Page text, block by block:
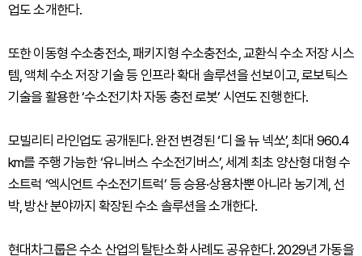
업도 소개한다.
또한 이동형 수소충전소, 패키지형 수소충전소, 교환식 수소 저장 시스
템, 액체 수소 저장 기술 등 인프라 확대 솔루션을 선보이고, 로보틱스
기술을 활용한 ‘수소전기차 자동 충전 로봇’ 시연도 진행한다.
모빌리티 라인업도 공개된다. 완전 변경된 ‘디 올 뉴 넥쏘’, 최대 960.4
km를 주행 가능한 ‘유니버스 수소전기버스’, 세계 최초 양산형 대형 수
소트럭 ‘엑시언트 수소전기트럭’ 등 승용·상용차뿐 아니라 농기계, 선
박, 방산 분야까지 확장된 수소 솔루션을 소개한다.
현대차그룹은 수소 산업의 탈탄소화 사례도 공유한다. 2029년 가동을